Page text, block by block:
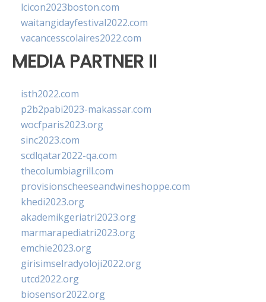
lcicon2023boston.com
waitangidayfestival2022.com
vacancesscolaires2022.com
MEDIA PARTNER II
isth2022.com
p2b2pabi2023-makassar.com
wocfparis2023.org
sinc2023.com
scdlqatar2022-qa.com
thecolumbiagrill.com
provisionscheeseandwineshoppe.com
khedi2023.org
akademikgeriatri2023.org
marmarapediatri2023.org
emchie2023.org
girisimselradyoloji2022.org
utcd2022.org
biosensor2022.org